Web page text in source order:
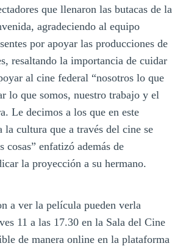
que llenaron las butacas de la
agradeciendo al equipo
por apoyar las producciones de
resaltando la importancia de cuidar
al cine federal “nosotros lo que
lo que somos, nuestro trabajo y el
Le decimos a los que en este
la cultura que a través del cine se
cosas” enfatizó además de
la proyección a su hermano.
a ver la película pueden verla
11 a las 17.30 en la Sala del Cine
de manera online en la plataforma